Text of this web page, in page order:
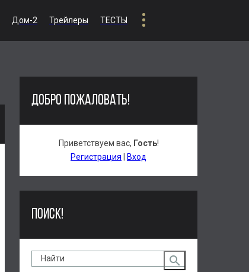
Дом-2 Трейлеры ТЕСТЫ
ДОБРО ПОЖАЛОВАТЬ!
Приветствуем вас, Гость!
Регистрация
Вход
ПОИСК!